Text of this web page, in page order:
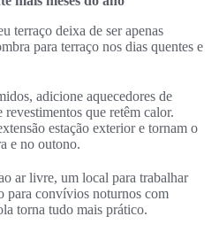
terraço deixa de ser apenas
para terraço nos dias quentes e
adicione aquecedores de
que retêm calor.
estação exterior e tornam o
e no outono.
ar livre, um local para trabalhar
para convívios noturnos com
torna tudo mais prático.